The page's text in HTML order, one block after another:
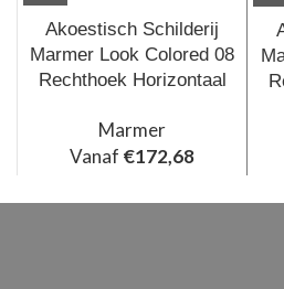
Akoestisch Schilderij
Marmer Look Colored 08
Rechthoek Horizontaal
Marmer
Vanaf €172,68